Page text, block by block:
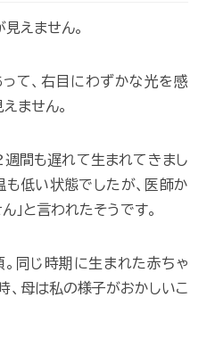
えません。
て、右目にわずかな光を感
ません。
間も遅れて生まれてきまし
も低い状態でしたが、医師か
」と言われたそうです。
同じ時期に生まれた赤ちゃ
、母は私の様子がおかしいこ